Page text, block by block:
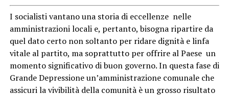
I socialisti vantano una storia di eccellenze nelle
amministrazioni locali e, pertanto, bisogna ripartire da
quel dato certo non soltanto per ridare dignità e linfa
vitale al partito, ma soprattutto per offrire al Paese un
momento significativo di buon governo. In questa fase di
Grande Depressione un’amministrazione comunale che
assicuri la vivibilità della comunità è un grosso risultato